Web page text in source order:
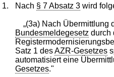
1. Nach § 7 Absatz 3 wird
„(3a) Nach Übermittlung
Bundesmeldegesetz durch
Satz 1 desAZR-Gesetzes
automatisiert eine
Gesetzes."